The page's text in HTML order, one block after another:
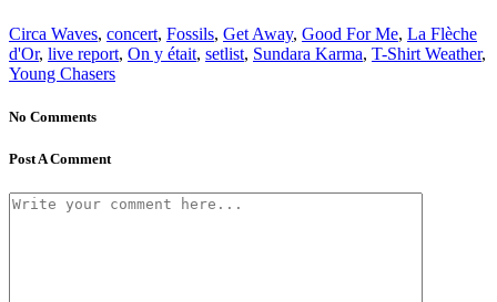
Circa Waves, concert, Fossils, Get Away, Good For Me, La Flèche
d'Or, live report, On y était, setlist, Sundara Karma, T-Shirt Weather,
Young Chasers
No Comments
Post A Comment